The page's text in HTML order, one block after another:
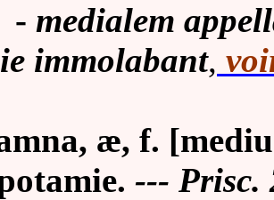
medialem
immolabant,
æ, f.
--- Prisc.